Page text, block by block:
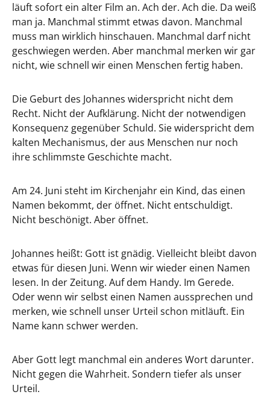
läuft sofort ein alter Film an. Ach der. Ach die. Da weiß
man ja. Manchmal stimmt etwas davon. Manchmal
muss man wirklich hinschauen. Manchmal darf nicht
geschwiegen werden. Aber manchmal merken wir gar
nicht, wie schnell wir einen Menschen fertig haben.
Die Geburt des Johannes widerspricht nicht dem
Recht. Nicht der Aufklärung. Nicht der notwendigen
Konsequenz gegenüber Schuld. Sie widerspricht dem
kalten Mechanismus, der aus Menschen nur noch
ihre schlimmste Geschichte macht.
Am 24. Juni steht im Kirchenjahr ein Kind, das einen
Namen bekommt, der öffnet. Nicht entschuldigt.
Nicht beschönigt. Aber öffnet.
Johannes heißt: Gott ist gnädig. Vielleicht bleibt davon
etwas für diesen Juni. Wenn wir wieder einen Namen
lesen. In der Zeitung. Auf dem Handy. Im Gerede.
Oder wenn wir selbst einen Namen aussprechen und
merken, wie schnell unser Urteil schon mitläuft. Ein
Name kann schwer werden.
Aber Gott legt manchmal ein anderes Wort darunter.
Nicht gegen die Wahrheit. Sondern tiefer als unser
Urteil.